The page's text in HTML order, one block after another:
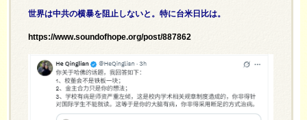
世界は中共の横暴を阻止しないと。特に台米日比は。
https://www.soundofhope.org/post/887862